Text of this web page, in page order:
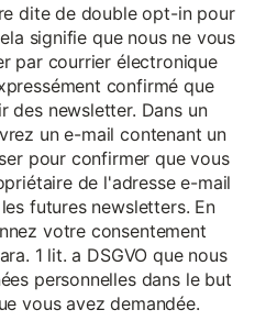
dite de double opt-in pour
signifie que nous ne vous
par courrier électronique
confirmé que
des newsletter. Dans un
un e-mail contenant un
pour confirmer que vous
de l'adresse e-mail
futures newsletters. En
votre consentement
1 lit. a DSGVO que nous
personnelles dans le but
vous avez demandée.